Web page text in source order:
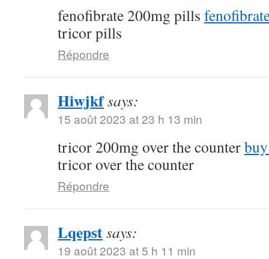
fenofibrate 200mg pills
tricor pills
Répondre
Hiwjkfsays:
15 août 2023 at 23 h 13 min
tricor 200mg over the counter
tricor over the counter
Répondre
Lqepstsays:
19 août 2023 at 5 h 11 min